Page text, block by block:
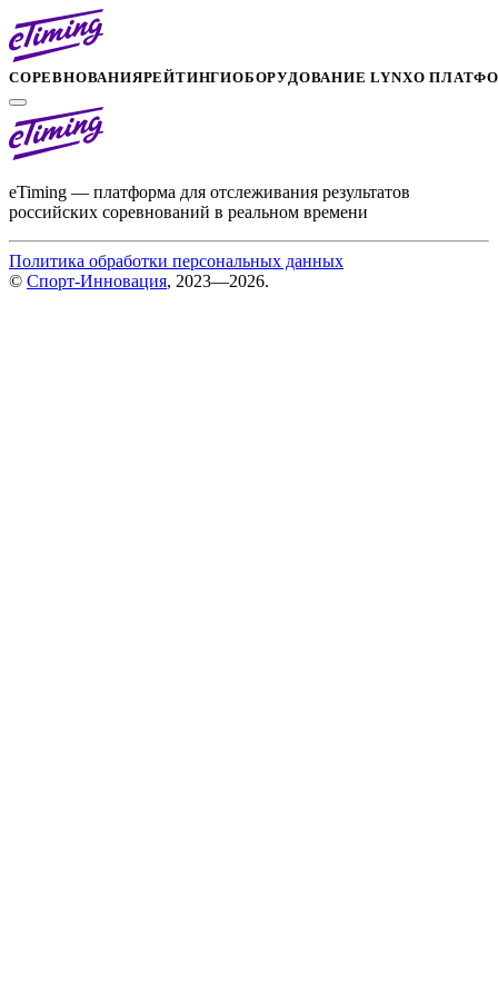
СОРЕВНОВАНИЯРЕЙТИНГИОБОРУДОВАНИЕ LYNXО
eTiming — платформа для отслеживания результатов
российских соревнований в реальном времени
Политика обработки персональных данных
© Спорт-Инновация, 2023—2026.